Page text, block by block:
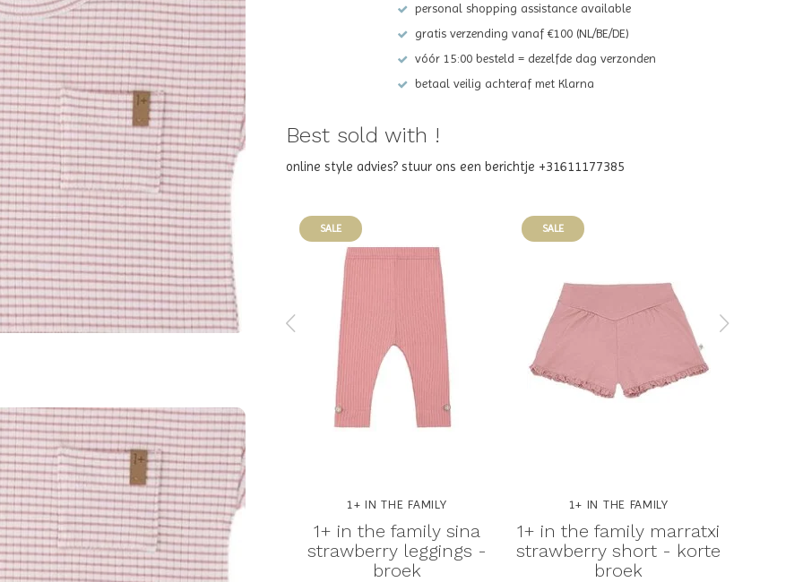
personal shopping assistance available
gratis verzending vanaf €100 (NL/BE/DE)
vóór 15:00 besteld = dezelfde dag verzonden
betaal veilig achteraf met Klarna
Best sold with !
online style advies? stuur ons een berichtje +31611177385
t-shirt
SALE
1+ IN THE FAMILY
1+ in the family buger
strawberry bermuda -
short
SALE
1+ IN THE FAMILY
1+ in the family sina
strawberry leggings -
broek
SALE
1+ IN THE FAMILY
1+ in the family marratxi
strawberry short - korte
broek